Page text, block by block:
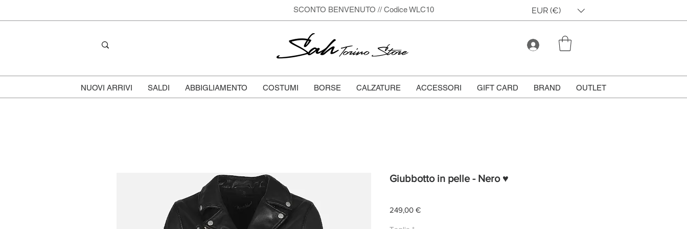
SCONTO BENVENUTO // Codice WLC10 EUR (€)
SahTorino Store
NUOVI ARRIVI SALDI ABBIGLIAMENTO COSTUMI BORSE CALZATURE ACCESSORI GIFT CARD BRAND OUTLET
Giubbotto in pelle - Nero ♥
249,00 €Prezzo